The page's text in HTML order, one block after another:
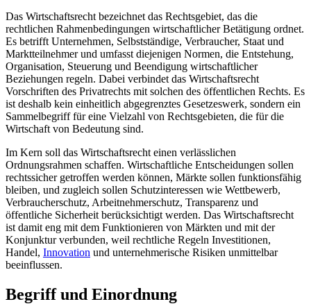
Das Wirtschaftsrecht bezeichnet das Rechtsgebiet, das die
rechtlichen Rahmenbedingungen wirtschaftlicher Betätigung ordnet.
Es betrifft Unternehmen, Selbstständige, Verbraucher, Staat und
Marktteilnehmer und umfasst diejenigen Normen, die Entstehung,
Organisation, Steuerung und Beendigung wirtschaftlicher
Beziehungen regeln. Dabei verbindet das Wirtschaftsrecht
Vorschriften des Privatrechts mit solchen des öffentlichen Rechts. Es
ist deshalb kein einheitlich abgegrenztes Gesetzeswerk, sondern ein
Sammelbegriff für eine Vielzahl von Rechtsgebieten, die für die
Wirtschaft von Bedeutung sind.
Im Kern soll das Wirtschaftsrecht einen verlässlichen
Ordnungsrahmen schaffen. Wirtschaftliche Entscheidungen sollen
rechtssicher getroffen werden können, Märkte sollen funktionsfähig
bleiben, und zugleich sollen Schutzinteressen wie Wettbewerb,
Verbraucherschutz, Arbeitnehmerschutz, Transparenz und
öffentliche Sicherheit berücksichtigt werden. Das Wirtschaftsrecht
ist damit eng mit dem Funktionieren von Märkten und mit der
Konjunktur verbunden, weil rechtliche Regeln Investitionen,
Handel, Innovation und unternehmerische Risiken unmittelbar
beeinflussen.
Begriff und Einordnung